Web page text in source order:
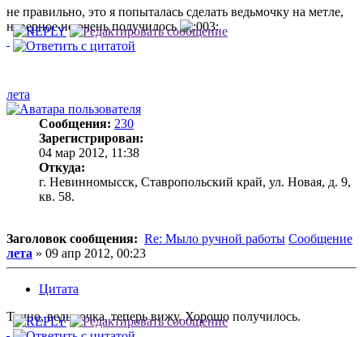
не правильно, это я попыталась сделать ведьмочку на метле,
наверное не очень получилось
лета
Сообщения: 230
Зарегистрирован:
04 мар 2012, 11:38
Откуда:
г. Невинномысск, Ставропольский край, ул. Новая, д. 9,
кв. 58.
Заголовок сообщения: Re: Мыло ручной работы Сообщение
лета » 09 апр 2012, 00:23
Цитата
Точно, ведьмочка, теперь вижу. Хорошо получилось.